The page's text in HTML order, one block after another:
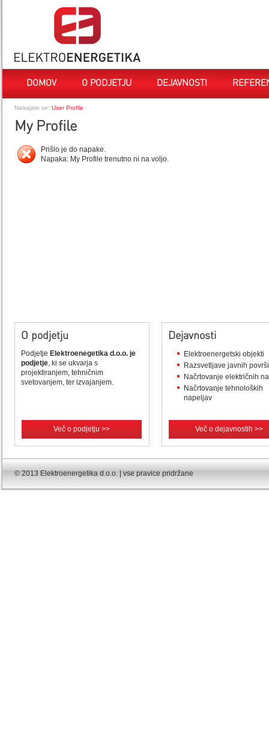
DOMOV O PODJETJU DEJAVNOSTI
Nahajate se: User Profile
My Profile
Prišlo je do napake.
Napaka: My Profile trenutno ni na voljo.
O podjetju
Podjetje Elektroenegetika d.o.o. je
podjetje, ki se ukvarja s
projektiranjem, tehničnim
svetovanjem, ter izvajanjem.
Več o podjetju >>
Dejavnosti
Elektroenergetski objekti
Razsvetljave javnih
Načrtovanje električnih
Načrtovanje tehnoloških
napeljav
Več o dejavnostih >>
© 2013 Elektroenergetika d.o.o. | vse pravice pridržane